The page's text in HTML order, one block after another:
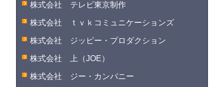
株式会社 テレビ東京制作
株式会社 ｔｖｋコミュニケーションズ
株式会社 ジッピー・プロダクション
株式会社 上（JOE）
株式会社 ジー・カンパニー